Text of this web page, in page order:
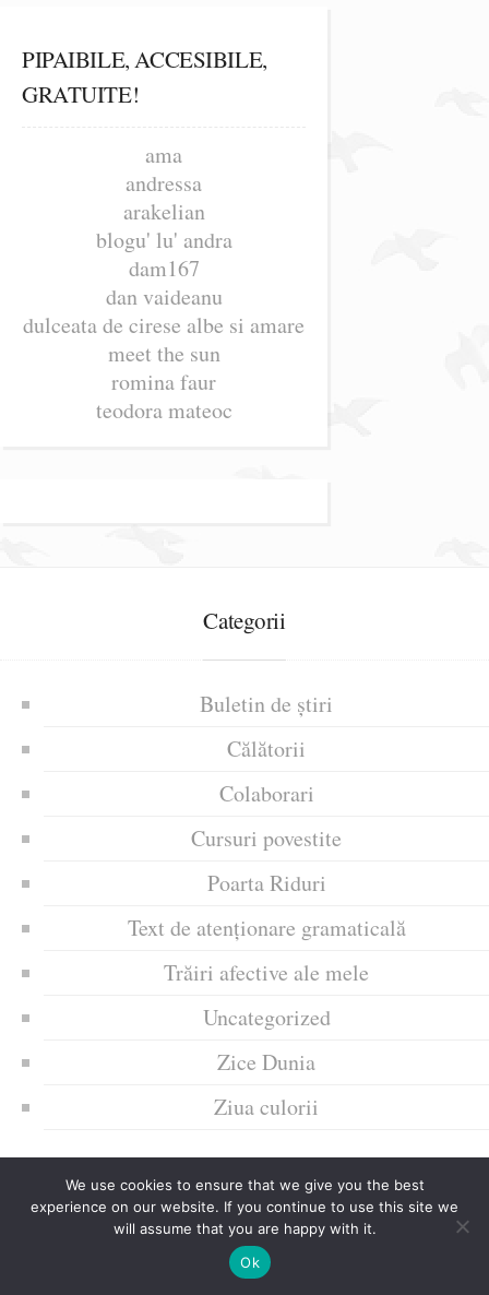
PIPAIBILE, ACCESIBILE,
GRATUITE!
ama
andressa
arakelian
blogu' lu' andra
dam167
dan vaideanu
dulceata de cirese albe si amare
meet the sun
romina faur
teodora mateoc
Categorii
Buletin de știri
Călătorii
Colaborari
Cursuri povestite
Poarta Riduri
Text de atenționare gramaticală
Trăiri afective ale mele
Uncategorized
Zice Dunia
Ziua culorii
We use cookies to ensure that we give you the best
experience on our website. If you continue to use this site we
will assume that you are happy with it.
Ok